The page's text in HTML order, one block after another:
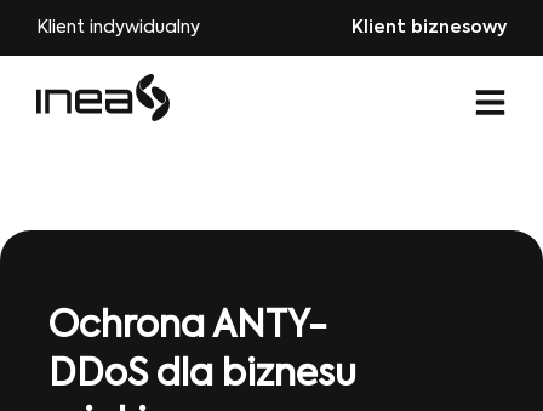
Klient indywidualny Klient biznesowy
Ochrona ANTY-
DDoS dla biznesu